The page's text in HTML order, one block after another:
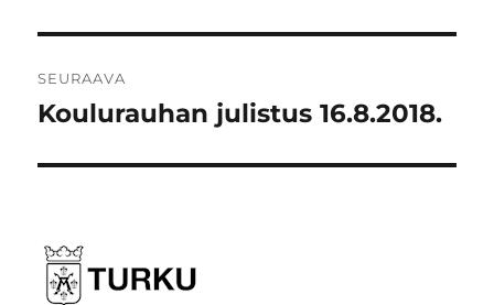
SEURAAVA
Seuraava
Koulurauhan julistus 16.8.2018.